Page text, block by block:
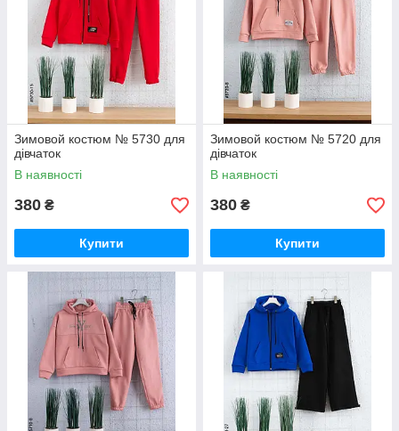
Зимовой костюм № 5730 для
дівчаток
В наявності
380 ₴
Купити
Зимовой костюм № 5720 для
дівчаток
В наявності
380 ₴
Купити